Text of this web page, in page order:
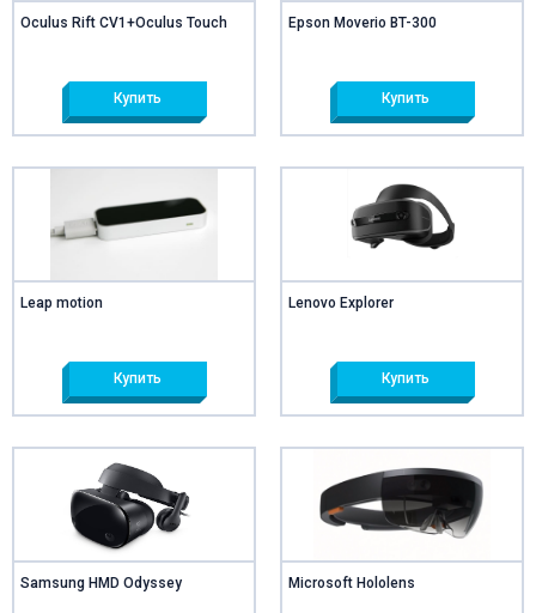
Oculus Rift CV1+Oculus Touch
Купить
Epson Moverio BT-300
Купить
Leap motion
Купить
Lenovo Explorer
Купить
Samsung HMD Odyssey Microsoft Hololens